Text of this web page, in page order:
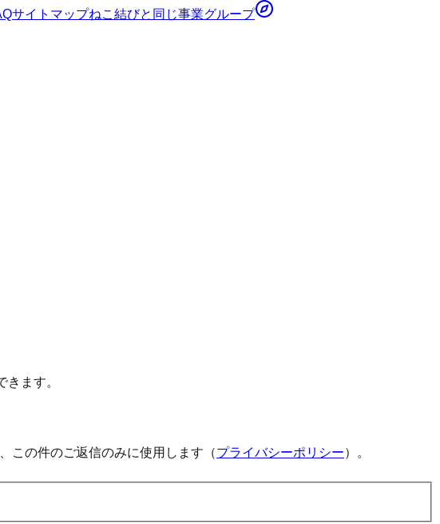
サイトマップねこ結びと同じ事業グループ
ます。
この件のご返信のみに使用します（プライバシーポリシー）。